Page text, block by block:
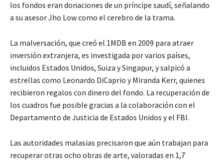
los fondos eran donaciones de un príncipe saudí, señalando
a su asesor Jho Low como el cerebro de la trama.
La malversación, que creó el 1MDB en 2009 para atraer
inversión extranjera, es investigada por varios países,
incluidos Estados Unidos, Suiza y Singapur, y salpicó a
estrellas como Leonardo DiCaprio y Miranda Kerr, quienes
recibieron regalos con dinero del fondo. La recuperación de
los cuadros fue posible gracias a la colaboración con el
Departamento de Justicia de Estados Unidos y el FBI.
Las autoridades malasias precisaron que aún trabajan para
recuperar otras ocho obras de arte, valoradas en 1,7